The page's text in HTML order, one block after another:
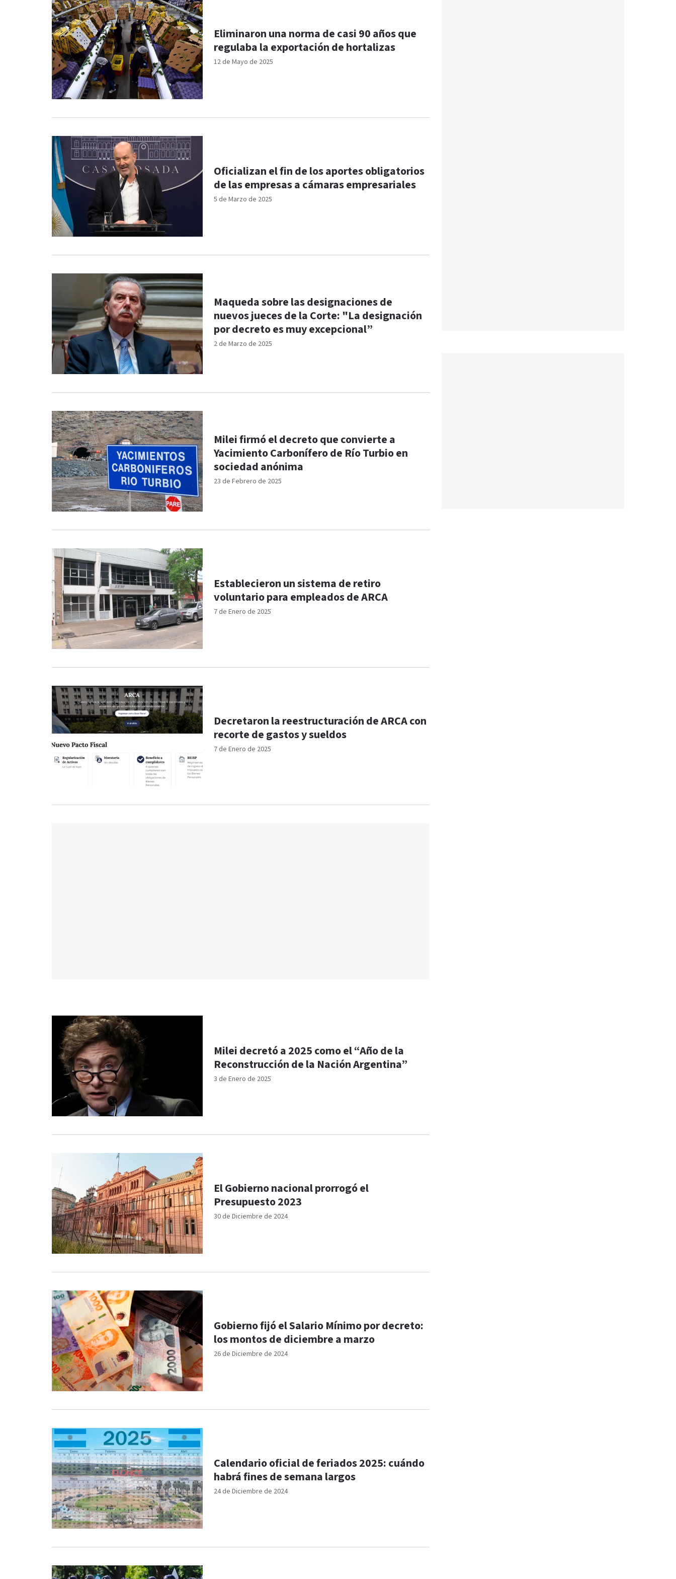
12 de Mayo de 2025
Eliminaron una norma de casi 90 años que
regulaba la exportación de hortalizas
5 de Marzo de 2025
Oficializan el fin de los aportes obligatorios
de las empresas a cámaras empresariales
2 de Marzo de 2025
Maqueda sobre las designaciones de
nuevos jueces de la Corte: "La designación
por decreto es muy excepcional”
23 de Febrero de 2025
Milei firmó el decreto que convierte a
Yacimiento Carbonífero de Río Turbio en
sociedad anónima
7 de Enero de 2025
Establecieron un sistema de retiro
voluntario para empleados de ARCA
7 de Enero de 2025
Decretaron la reestructuración de ARCA con
recorte de gastos y sueldos
3 de Enero de 2025
Milei decretó a 2025 como el “Año de la
Reconstrucción de la Nación Argentina”
30 de Diciembre de 2024
El Gobierno nacional prorrogó el
Presupuesto 2023
26 de Diciembre de 2024
Gobierno fijó el Salario Mínimo por decreto:
los montos de diciembre a marzo
24 de Diciembre de 2024
Calendario oficial de feriados 2025: cuándo
habrá fines de semana largos